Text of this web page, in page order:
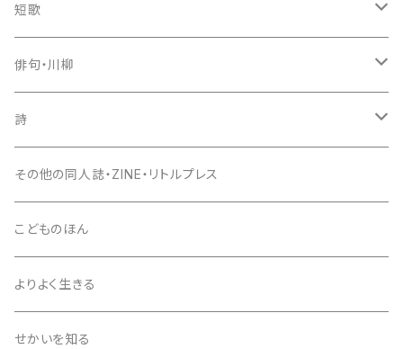
短歌
歌集
新鋭短歌シリーズ（書肆侃侃房）
現代短歌クラシックス（書肆侃侃房）
入門書
評論・鑑賞
エッセイ
同人誌・リトルプレス
雑誌
俳句・川柳
句集
セレクション俳人
入門書
評論・鑑賞
エッセイ
同人誌・リトルプレス
詩
詩集
入門書
評論・鑑賞
エッセイ
その他の同人誌・ZINE・リトルプレス
こどものほん
よりよく生きる
せかいを知る